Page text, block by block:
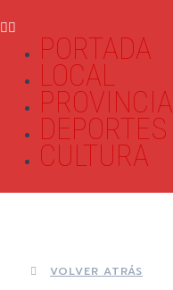
PORTADA
LOCAL
PROVINCIA
DEPORTES
CULTURA
VOLVER ATRÁS